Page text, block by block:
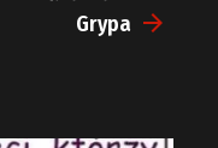
Grypa